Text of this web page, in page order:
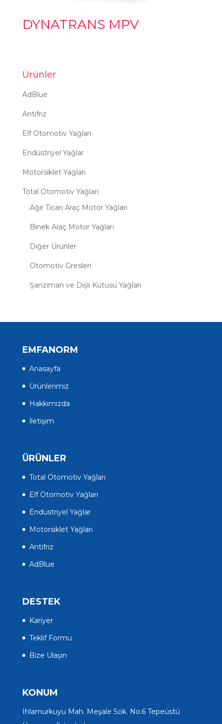
DYNATRANS MPV
Ürünler
AdBlue
Antifriz
Elf Otomotiv Yağları
Endüstriyel Yağlar
Motorsiklet Yağları
Total Otomotiv Yağları
Ağır Ticari Araç Motor Yağları
Binek Araç Motor Yağları
Diğer Ürünler
Otomotiv Gresleri
Şanzıman ve Dişli Kutusu Yağları
EMFANORM
Anasayfa
Ürünlerimiz
Hakkımızda
İletişim
ÜRÜNLER
Total Otomotiv Yağları
Elf Otomotiv Yağları
Endüstriyel Yağlar
Motorsiklet Yağları
Antifriz
AdBlue
DESTEK
Kariyer
Teklif Formu
Bize Ulaşın
KONUM
Ihlamurkuyu Mah. Meşale Sok. No:6 Tepeüstü